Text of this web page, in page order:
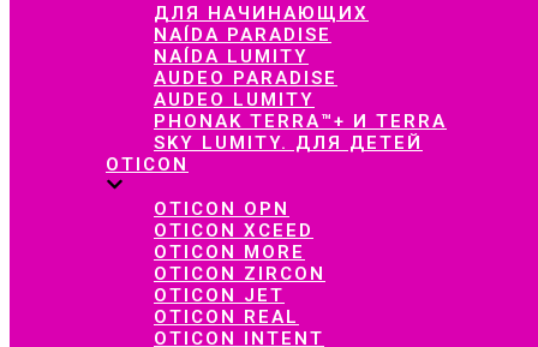
ДЛЯ НАЧИНАЮЩИХ
NAÍDA PARADISE
NAÍDA LUMITY
AUDEO PARADISE
AUDEO LUMITY
PHONAK TERRA™+ И TERRA
SKY LUMITY. ДЛЯ ДЕТЕЙ
OTICON
OTICON OPN
OTICON XCEED
OTICON MORE
OTICON ZIRCON
OTICON JET
OTICON REAL
OTICON INTENT